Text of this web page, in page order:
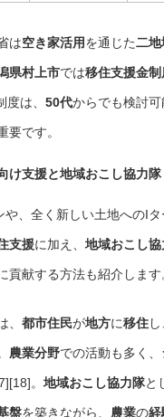
は空き家活用を通じた二地
県村上市では移住支援金制
は、 50代からでも検討可
要です。
け支援と地域おこし協力隊
や、全く新しい土地へのI
支援に加え、 地域おこし協
貢献する方法も紹介します
、 都市住民が地方に移住し
農業分野での活動も多く、
。 地域おこし協力隊と
盤を築きながら、 農業の経